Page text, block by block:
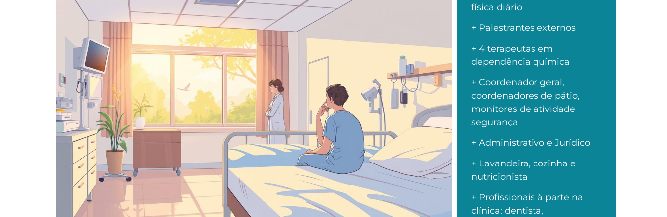
física diário
+ Palestrantes externos
+ 4 terapeutas em
dependência química
+ Coordenador geral,
coordenadores de pátio,
monitores de atividade
segurança
+ Administrativo e Jurídico
+ Lavandeira, cozinha e
nutricionista
+ Profissionais à parte na
clínica: dentista,